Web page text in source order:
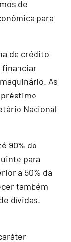
de
para
de crédito
financiar
As
Nacional
90% do
para
a 50% da
também
dívidas.